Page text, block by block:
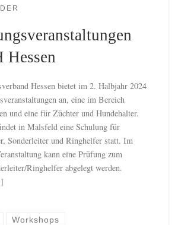
Hessen
Hessen bietet im 2. Halbjahr 2024
an, eine im Bereich
und eine für Züchter und Hundehalter.
in Malsfeld eine Schulung für
Sonderleiter und Ringhelfer statt. Im
kann eine Prüfung zum
Ringhelfer abgelegt werden.
Workshops